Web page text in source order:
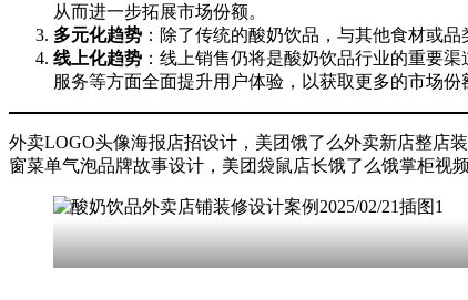
从而进一步拓展市场份额。
多元化趋势 ：除了传统的酸奶饮品，与其他食材或
线上化趋势 ：线上销售仍将是酸奶饮品行业的重要
服务等方面全面提升用户体验，以获取更多的市场份
外卖LOGO头像海报店招设计，美团饿了么外卖新店整店
窗菜单气泡品牌故事设计，美团袋鼠店长饿了么饿掌柜视